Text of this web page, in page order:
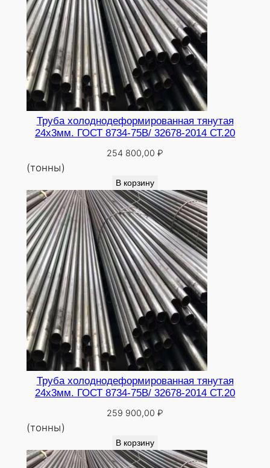
Труба холоднодеформированная тянутая
24х3мм. ГОСТ 8734-75В/ 32678-2014 СТ.20
254 800,00 ₽
(тонны)
В корзину
Труба холоднодеформированная тянутая
24х3мм. ГОСТ 8734-75В/ 32678-2014 СТ.20
259 900,00 ₽
(тонны)
В корзину